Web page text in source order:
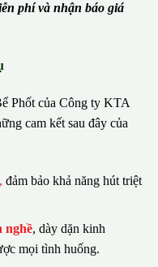
phí và nhận báo giá
Phốt của Công ty KTA
cam kết sau đây của
đảm bảo khả năng hút triệt
nghề, dày dặn kinh
mọi tình huống.